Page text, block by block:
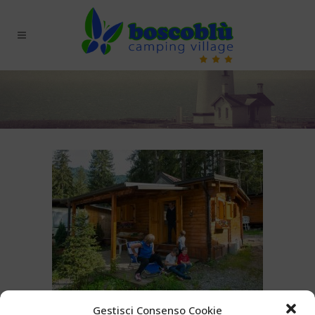
Gestisci Consenso Cookie